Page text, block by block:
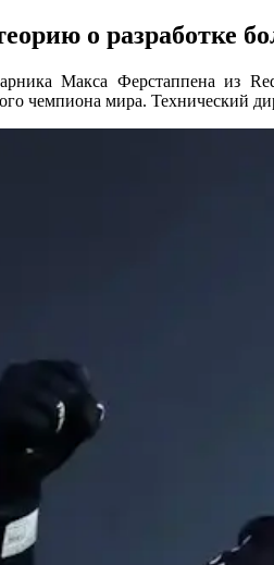
о разработке
Макса Ферстаппена из
чемпиона мира. Технический